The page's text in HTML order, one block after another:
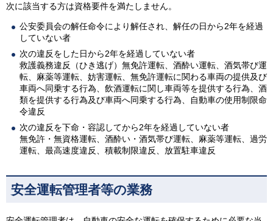
次に該当する方は資格要件を満たしません。
公安委員会の解任命令により解任され、解任の日から2年を経過
していない者
次の違反をした日から2年を経過していない者
救護義務違反（ひき逃げ）無免許運転、酒酔い運転、酒気帯び運
転、麻薬等運転、妨害運転、無免許運転に関わる車両の提供及び
車両へ同乗する行為、飲酒運転に関し車両等を提供する行為、酒
類を提供する行為及び車両へ同乗する行為、自動車の使用制限命
令違反
次の違反を下命・容認してから2年を経過していない者
無免許・無資格運転、酒酔い・酒気帯び運転、麻薬等運転、過労
運転、最高速度違反、積載制限違反、放置駐車違反
安全運転管理者等の業務